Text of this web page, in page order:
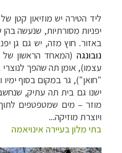
ליד הטירה יש מוזיאון קטן
יפניות מסורתיות, שנעשה
באזור. חוץ מזה, יש גם גן
נובונגה (המאחד הראשון של
עצמו), אומן תה שהפך
"חואן"), גר במקום בסוף ימיו
ישנו גם בית תה עתיק,
מוזר – מים שמטפטפים
ויוצרת מוזיקה...
בתי מלון בעיירה אינויאמה